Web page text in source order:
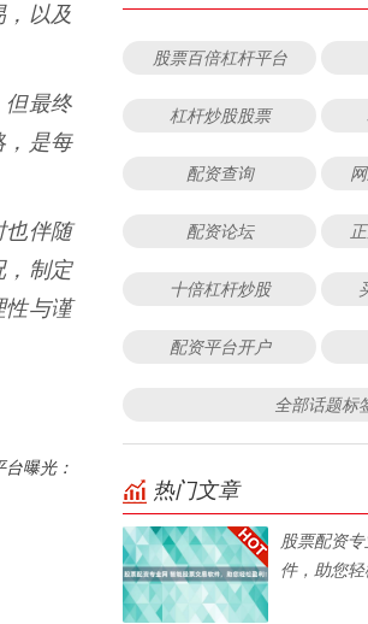
，以及
但最终
，是每
也伴随
，制定
性与谨
曝光：
股票百倍杠杆平台
杠杆炒股股票
配资查询
配资论坛
十倍杠杆炒股
配资平台开户
全部话题标
热门文章
股票配资
件，助您轻